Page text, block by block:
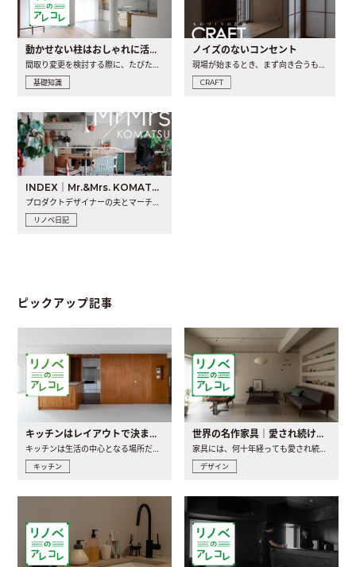
動かせない柱はおしゃれに活用！柱を魅せるリノベーション(リノベ)4選
基礎知識
ノイズのないコンセント
CRAFT
INDEX｜Mr.&Mrs. KOMATSU renovation diary
リノベ日記
ピックアップ記事
キッチンはレイアウトで決まる。後悔しないための考え方と選び方
キッチンは生活の中心となる場所だからこそ、家の中のどこに置..
キッチン
世界の名作家具｜愛され続ける理由と一生モノとの出会い方
家具には、何十年経っても愛され続ける「名作」と呼ばれるもの..
デザイン